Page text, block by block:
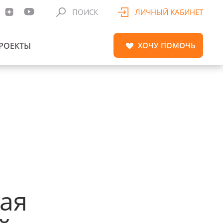
ПОИСК ЛИЧНЫЙ КАБИНЕТ
ХОЧУ ПОМОЧЬ